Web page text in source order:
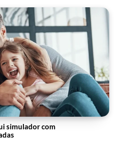
simulador com